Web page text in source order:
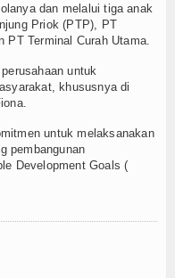
dan melalui tiga anak
Priok (PTP), PT
PT Terminal Curah Utama.
untuk
khususnya di
untuk melaksanakan
pembangunan
Development Goals (